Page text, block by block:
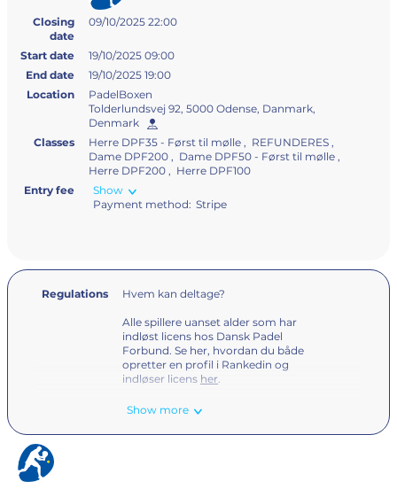
Closing
date
09/10/2025 22:00
Start date
19/10/2025 09:00
End date
19/10/2025 19:00
Location
PadelBoxen
Tolderlundsvej 92, 5000 Odense, Danmark,
Denmark
Classes
Herre DPF35 - Først til mølle , REFUNDERES ,
Dame DPF200 , Dame DPF50 - Først til mølle ,
Herre DPF200 , Herre DPF100
Entry fee
Show
Payment method: Stripe
Regulations Hvem kan deltage?
Alle spillere uanset alder som har
indløst licens hos Dansk Padel
Forbund. Se her, hvordan du både
opretter en profil i Rankedin og
indløser licens her.
Tilmelding
Show more